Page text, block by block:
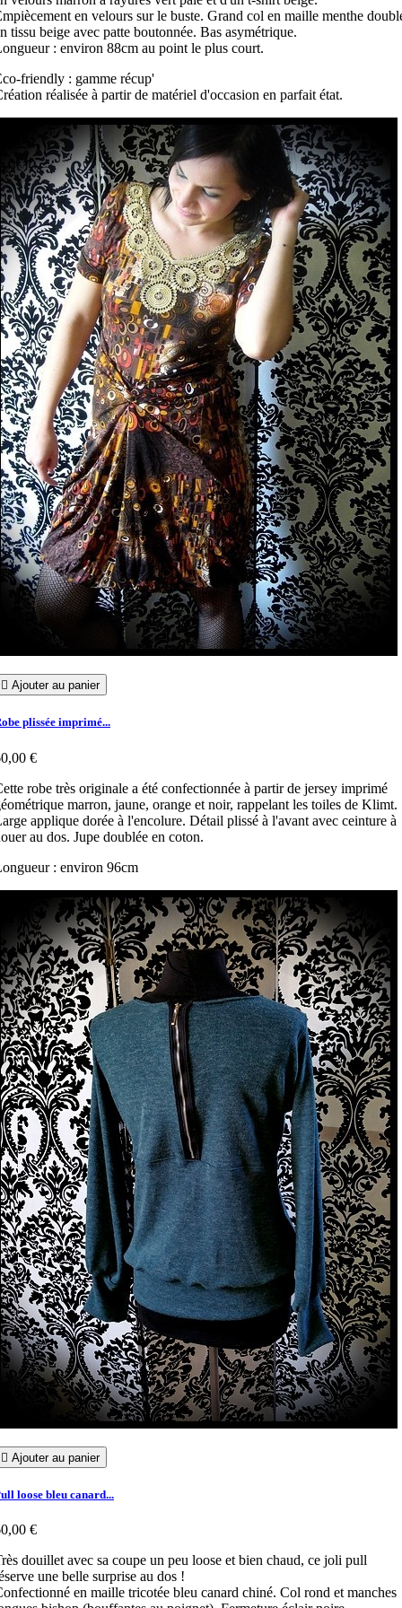
en velours sur le buste. Grand col en maille menthe
tissu beige avec patte boutonnée. Bas asymétrique.
: environ 88cm au point le plus court.
friendly : gamme récup'
réalisée à partir de matériel d'occasion en parfait état.
 Ajouter au panier
plissée imprimé...
€
robe très originale a été confectionnée à partir de jersey imprimé
marron, jaune, orange et noir, rappelant les toiles de Klimt.
applique dorée à l'encolure. Détail plissé à l'avant avec ceinture à
au dos. Jupe doublée en coton.
: environ 96cm
 Ajouter au panier
loose bleu canard...
€
douillet avec sa coupe un peu loose et bien chaud, ce joli pull
une belle surprise au dos !
en maille tricotée bleu canard chiné. Col rond et manches